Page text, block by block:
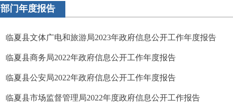
部门年度报告
临夏县文体广电和旅游局2023年政府信息公开工作年度报告
临夏县商务局2022年政府信息公开工作年度报告
临夏县公安局2022年政府信息公开工作年度报告
临夏县市场监督管理局2022年度政府信息公开工作报告